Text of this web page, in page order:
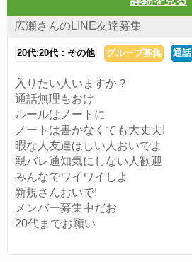
広瀬さんのLINE友達募集
20代:20代：その他 グループ募集 通話
入りたい人いますか？
通話無理もおけ
ルールはノートに
ノートは書かなくても大丈夫!
暇な人友達ほしい人おいでよ
親バレ通知気にしない人歓迎
みんなでワイワイしよ
新規さんおいで!
メンバー募集中だお
20代までお願い